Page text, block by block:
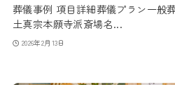
葬儀事例 項目詳細葬儀プラン一般
土真宗本願寺派斎場名...
2026年2月13日